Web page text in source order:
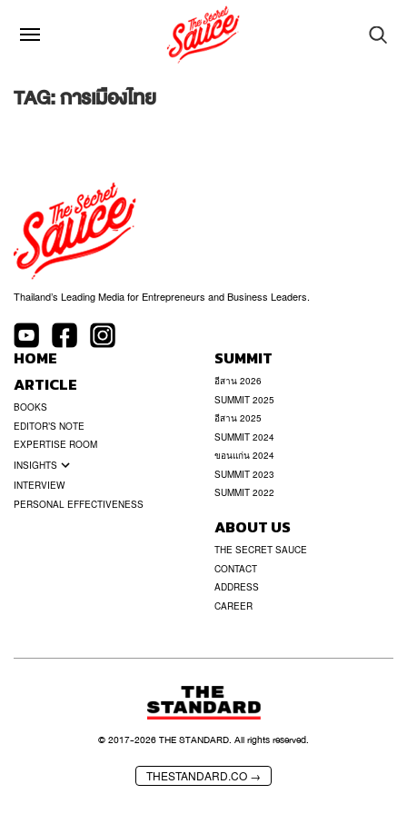
TAG: การเมืองไทย
Thailand’s Leading Media for Entrepreneurs and Business Leaders.
HOME
ARTICLE
BOOKS
EDITOR’S NOTE
EXPERTISE ROOM
INSIGHTS
INTERVIEW
PERSONAL EFFECTIVENESS
SUMMIT
อีสาน 2026
SUMMIT 2025
อีสาน 2025
SUMMIT 2024
ขอนแก่น 2024
SUMMIT 2023
SUMMIT 2022
ABOUT US
THE SECRET SAUCE
CONTACT
ADDRESS
CAREER
THESTANDARD.CO →
© 2017-2026THE STANDARD. All rights reserved.